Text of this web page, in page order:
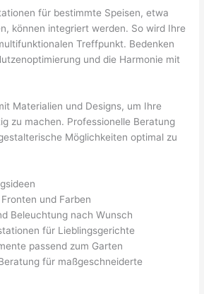
für bestimmte Speisen, etwa
können integriert werden. So wird Ihre
Treffpunkt. Bedenken
und die Harmonie mit
Materialien und Designs, um Ihre
zu machen. Professionelle Beratung
Möglichkeiten optimal zu
und Farben
Beleuchtung nach Wunsch
für Lieblingsgerichte
passend zum Garten
für maßgeschneiderte